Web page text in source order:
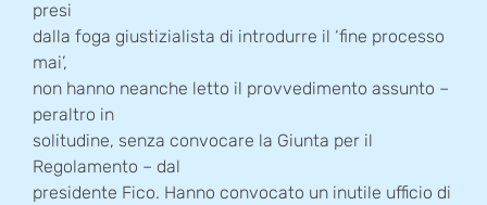
presi
dalla foga giustizialista di introdurre il ‘fine processo
mai’,
non hanno neanche letto il provvedimento assunto –
peraltro in
solitudine, senza convocare la Giunta per il
Regolamento – dal
presidente Fico. Hanno convocato un inutile ufficio di